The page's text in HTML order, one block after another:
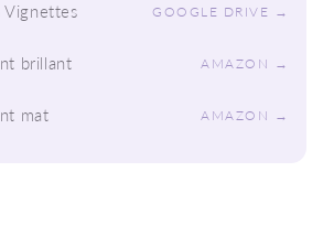
Vignettes GOOGLE DRIVE →
brillant AMAZON →
mat AMAZON →